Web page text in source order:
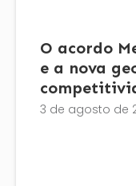
O acordo
e a nova
3 de agosto de